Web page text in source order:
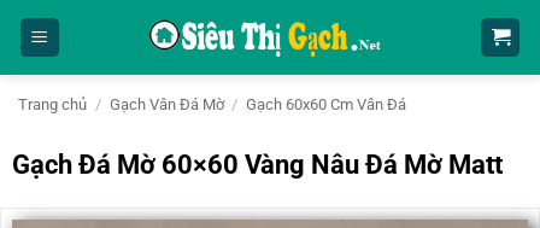
nội
dungTrang chủ / Gạch Vân Đá Mờ / Gạch 60x60 Cm Vân Đá
Gạch Đá Mờ 60×60 Vàng Nâu Đá Mờ Matt